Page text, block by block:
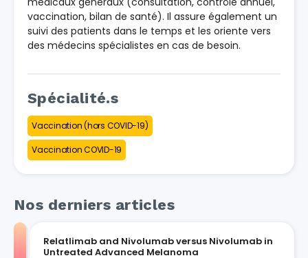
vaccination, bilan de santé). Il assure également un
suivi des patients dans le temps et les oriente vers
des médecins spécialistes en cas de besoin.
Spécialité.s
Vaccination (hors COVID-19)
Vaccination COVID-19
Nos derniers articles
Relatlimab and Nivolumab versus Nivolumab in
Untreated Advanced Melanoma